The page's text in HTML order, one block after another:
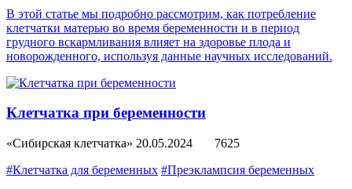
В этой статье мы подробно рассмотрим, как потребление
клетчатки матерью во время беременности и в период
грудного вскармливания влияет на здоровье плода и
новорожденного, используя данные научных исследований.
Клетчатка при беременности
«Сибирская клетчатка» 20.05.2024
7625
#Клетчатка для беременных #Преэклампсия беременных